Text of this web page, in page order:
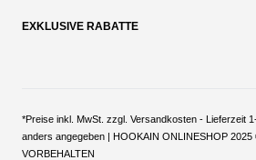
EXKLUSIVE RABATTE
*Preise inkl. MwSt. zzgl. Versandkosten - Lieferzeit
anders angegeben | HOOKAIN ONLINESHOP 2025
VORBEHALTEN